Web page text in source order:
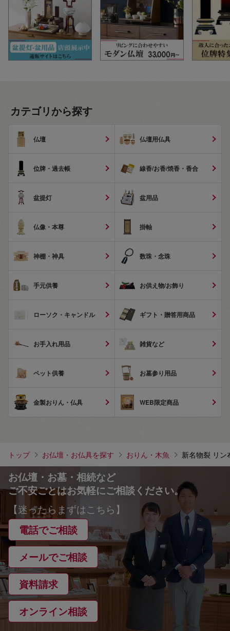
カテゴリから探す
仏壇 仏壇用仏具
位牌・過去帳 線香/お香/焼香・香合
盆提灯 盆用品
仏像・本尊 掛軸
神棚・神具 数珠・念珠
手元供養 お供え物/お飾り
ローソク・キャンドル ギフト・贈答用商品
お手入れ用品 雑貨など
ペット供養 お墓参り用品
金製おりん・仏具 WEB限定商品
トップ お仏壇・お仏具を探す おりん・木魚 新名物裂 リン
お仏壇・お墓・相続など
ご不安ごとはお気軽にご相談ください。
【迷ったらまずはこちら】
電話でご相談
メールでご相談
資料請求
オンライン相談